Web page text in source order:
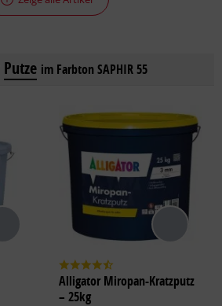
Putze im Farbton SAPHIR 55
Alligator Miropan-Kratzputz
– 25kg